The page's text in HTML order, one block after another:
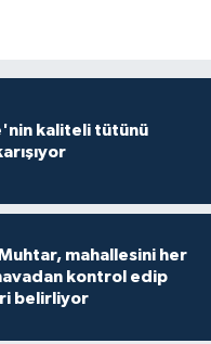
kaliteli tütünü
mahallesini her
kontrol edip
belirliyor